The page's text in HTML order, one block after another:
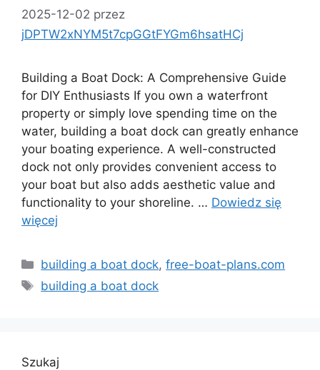
2025-12-02 przez
jDPTW2xNYM5t7cpGGtFYGm6hsatHCj
Building a Boat Dock: A Comprehensive Guide
for DIY Enthusiasts If you own a waterfront
property or simply love spending time on the
water, building a boat dock can greatly enhance
your boating experience. A well-constructed
dock not only provides convenient access to
your boat but also adds aesthetic value and
functionality to your shoreline. … Dowiedz się
więcej
Kategorie
building a boat dock,free-boat-plans.com
Tagi
building a boat dock
Szukaj